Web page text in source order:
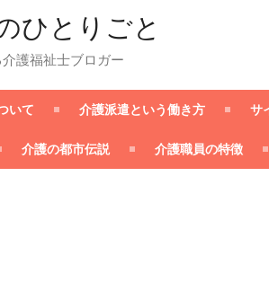
ひとりごと
護福祉士ブロガー
いて 介護派遣という働き方 サ
介護の都市伝説 介護職員の特徴